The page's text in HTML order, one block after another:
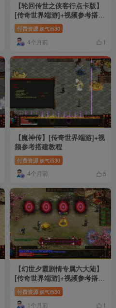
【轮回传世之侠客行点卡版】
[传奇世界端游]+视频参考搭建
教程
付费资源 妖气币30
4个月前 1
【魔神传】[传奇世界端游]+视
频参考搭建教程
付费资源 妖气币30
4个月前 5
【幻世夕霞剧情专属六大陆】
[传奇世界端游]+视频参考搭建
教程
付费资源 妖气币30
1个月前 1